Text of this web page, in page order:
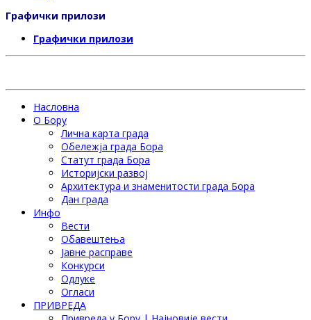
Графички прилози
Графички прилози
Насловна
О Бору
Лична карта града
Обележја града Бора
Статут града Бора
Историјски развој
Архитектура и знаменитости града Бора
Дан града
Инфо
Вести
Обавештења
Јавне расправе
Конкурси
Одлуке
Огласи
ПРИВРЕДА